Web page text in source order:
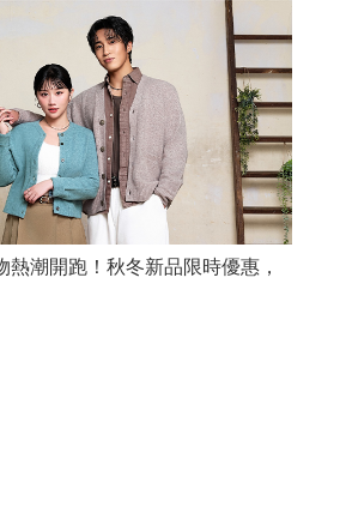
熱潮開跑！秋冬新品限時優惠，